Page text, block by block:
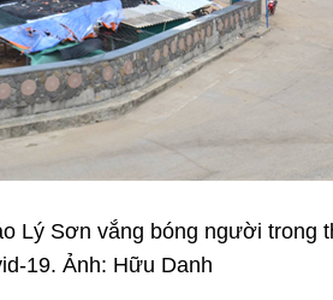
Lý Sơn vắng bóng người trong
19. Ảnh: Hữu Danh